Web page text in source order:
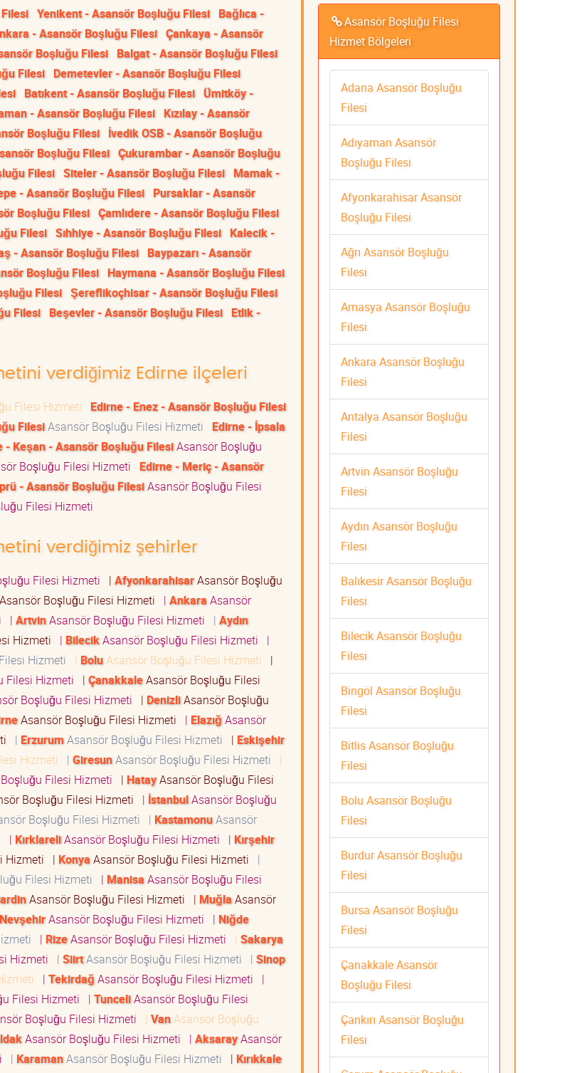
Yenikent - Asansör Boşluğu Filesi Bağlıca -
- Asansör Boşluğu Filesi Çankaya - Asansör
Boşluğu Filesi Balgat - Asansör Boşluğu Filesi
Filesi Demetevler - Asansör Boşluğu Filesi
Batıkent - Asansör Boşluğu Filesi Ümitköy -
- Asansör Boşluğu Filesi Kızılay - Asansör
Boşluğu Filesi İvedik OSB - Asansör Boşluğu
Boşluğu Filesi Çukurambar - Asansör Boşluğu
Filesi Siteler - Asansör Boşluğu Filesi Mamak -
- Asansör Boşluğu Filesi Pursaklar - Asansör
Boşluğu Filesi Çamlıdere - Asansör Boşluğu Filesi
Filesi Sıhhiye - Asansör Boşluğu Filesi Kalecik -
- Asansör Boşluğu Filesi Baypazarı - Asansör
Boşluğu Filesi Haymana - Asansör Boşluğu Filesi
Filesi Şereflikoçhisar - Asansör Boşluğu Filesi
Filesi Beşevler - Asansör Boşluğu Filesi Etlik -
verdiğimiz Edirne ilçeleri
Filesi Hizmeti
Edirne - Enez - Asansör Boşluğu Filesi
FilesiAsansör Boşluğu Filesi Hizmeti
Edirne - İpsala
- Keşan - Asansör Boşluğu FilesiAsansör Boşluğu
Boşluğu Filesi Hizmeti
Edirne - Meriç - Asansör
- Asansör Boşluğu FilesiAsansör Boşluğu Filesi
Filesi Hizmeti
verdiğimiz şehirler
Filesi Hizmeti | AfyonkarahisarAsansör Boşluğu
Asansör Boşluğu Filesi Hizmeti | AnkaraAsansör
| ArtvinAsansör Boşluğu Filesi Hizmeti | Aydın
Hizmeti | BilecikAsansör Boşluğu Filesi Hizmeti
|
Hizmeti | BoluAsansör Boşluğu Filesi Hizmeti
|
Filesi Hizmeti | ÇanakkaleAsansör Boşluğu Filesi
Boşluğu Filesi Hizmeti | DenizliAsansör Boşluğu
Asansör Boşluğu Filesi Hizmeti | ElazığAsansör
| ErzurumAsansör Boşluğu Filesi Hizmeti | Eskişehir
Hizmeti | GiresunAsansör Boşluğu Filesi Hizmeti
|
Filesi Hizmeti | HatayAsansör Boşluğu Filesi
Boşluğu Filesi Hizmeti | İstanbulAsansör Boşluğu
Boşluğu Filesi Hizmeti | KastamonuAsansör
| KırklareliAsansör Boşluğu Filesi Hizmeti | Kırşehir
Hizmeti | KonyaAsansör Boşluğu Filesi Hizmeti
|
Filesi Hizmeti | ManisaAsansör Boşluğu Filesi
Asansör Boşluğu Filesi Hizmeti | MuğlaAsansör
NevşehirAsansör Boşluğu Filesi Hizmeti | Niğde
| RizeAsansör Boşluğu Filesi Hizmeti | Sakarya
Hizmeti | SiirtAsansör Boşluğu Filesi Hizmeti | Sinop
| TekirdağAsansör Boşluğu Filesi Hizmeti
|
Filesi Hizmeti | TunceliAsansör Boşluğu Filesi
Boşluğu Filesi Hizmeti | VanAsansör Boşluğu
Asansör Boşluğu Filesi Hizmeti | AksarayAsansör
| KaramanAsansör Boşluğu Filesi Hizmeti | Kırıkkale
Asansör Boşluğu Filesi
Hizmet Bölgeleri
Adana Asansör Boşluğu
Filesi
Adıyaman Asansör
Boşluğu Filesi
Afyonkarahisar Asansör
Boşluğu Filesi
Ağrı Asansör Boşluğu
Filesi
Amasya Asansör Boşluğu
Filesi
Ankara Asansör Boşluğu
Filesi
Antalya Asansör Boşluğu
Filesi
Artvin Asansör Boşluğu
Filesi
Aydın Asansör Boşluğu
Filesi
Balıkesir Asansör Boşluğu
Filesi
Bilecik Asansör Boşluğu
Filesi
Bingöl Asansör Boşluğu
Filesi
Bitlis Asansör Boşluğu
Filesi
Bolu Asansör Boşluğu
Filesi
Burdur Asansör Boşluğu
Filesi
Bursa Asansör Boşluğu
Filesi
Çanakkale Asansör
Boşluğu Filesi
Çankırı Asansör Boşluğu
Filesi